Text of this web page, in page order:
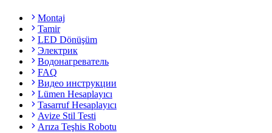
Montaj
Tamir
LED Dönüşüm
Электрик
Водонагреватель
FAQ
Видео инструкции
Lümen Hesaplayıcı
Tasarruf Hesaplayıcı
Avize Stil Testi
Arıza Teşhis Robotu